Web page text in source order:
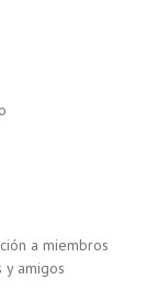
a miembros
y amigos